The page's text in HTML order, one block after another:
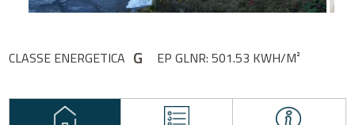
CLASSE ENERGETICA G EP GLNR: 501.53 KWH/M²